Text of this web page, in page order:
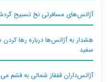
آژانس‌های مسافرتی نخ تسبیح
هشدار به آژانس‌ها درباره رها کردن
سفید
آژانس‌داران قفقاز شمالی به قشم